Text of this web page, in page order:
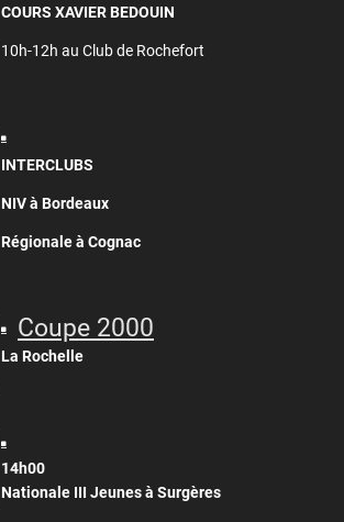
COURS XAVIER BEDOUIN
10h-12h au Club de Rochefort
INTERCLUBS
NIV à Bordeaux
Régionale à Cognac
Coupe 2000
La Rochelle
14h00
Nationale III Jeunes à Surgères